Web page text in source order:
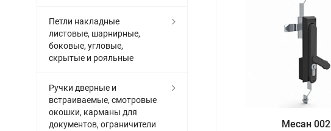
Месан 002
Петли накладные
листовые, шарнирные,
боковые, угловые,
скрытые и рояльные
Ручки дверные и
встраиваемые, смотровые
окошки, карманы для
документов, ограничители